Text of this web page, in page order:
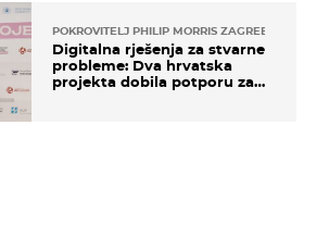
POKROVITELJ PHILIP MORRIS ZAGREB
Digitalna rješenja za stvarne
probleme: Dva hrvatska
projekta dobila potporu za